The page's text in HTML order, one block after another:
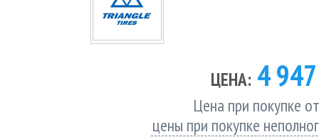
ЦЕНА: 4
Цена при покупке
цены при покупке